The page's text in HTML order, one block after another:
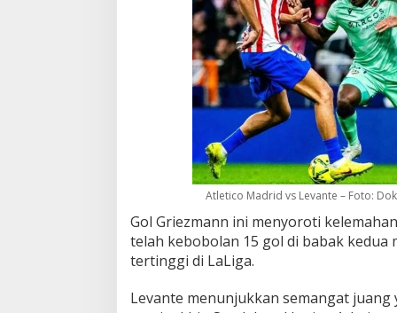
Atletico Madrid vs Levante – Foto:
Gol Griezmann ini menyoroti
telah kebobolan 15 gol di babak kedua
tertinggi di LaLiga.
Levante menunjukkan semangat